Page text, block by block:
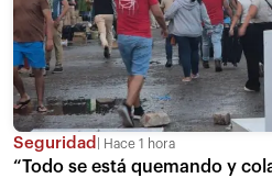
Seguridad Hace 1 hora
“Todo se está quemando y